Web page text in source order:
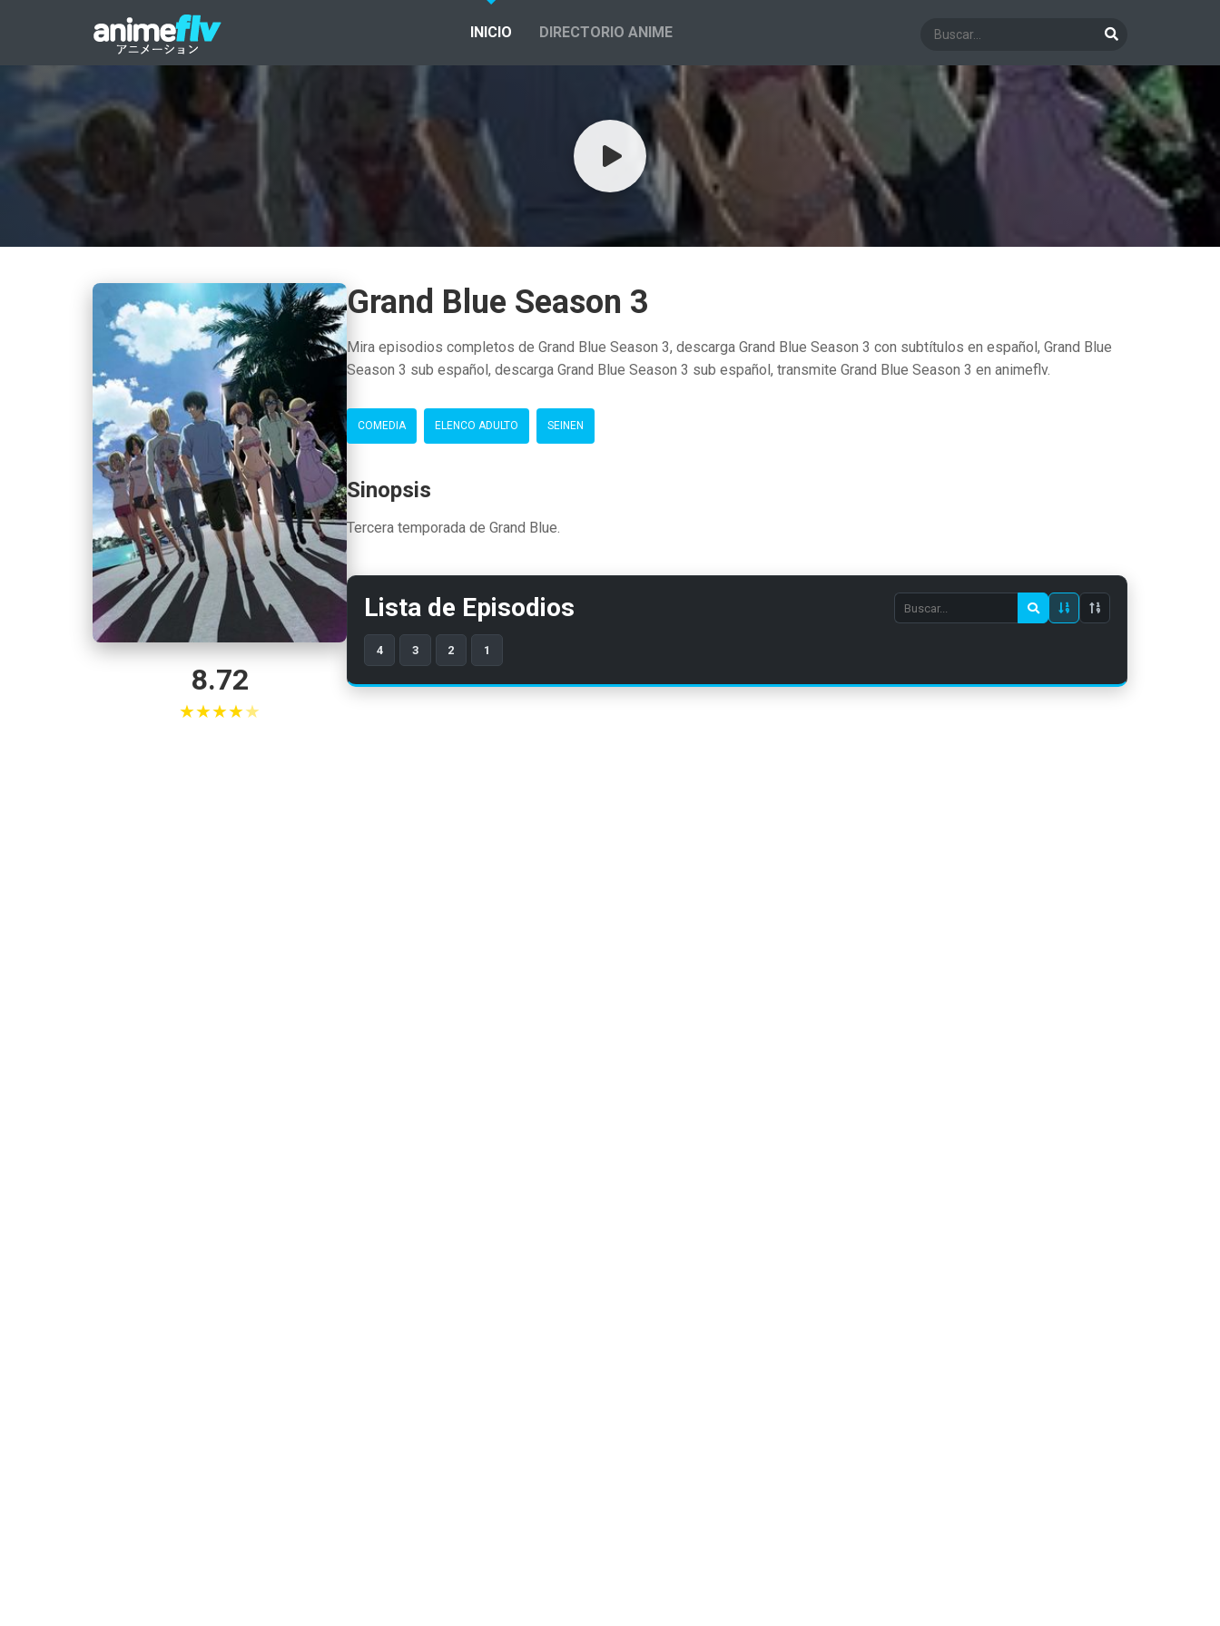
INICIO DIRECTORIO ANIME
8.72
★★★★★
Grand Blue Season 3
Mira episodios completos de Grand Blue Season 3, descarga Grand Blue Season 3 con subtítulos en español, Grand Blue
Season 3 sub español, descarga Grand Blue Season 3 sub español, transmite Grand Blue Season 3 en animeflv.
COMEDIA ELENCO ADULTO SEINEN
Sinopsis
Tercera temporada de Grand Blue.
Lista de Episodios
Search
episode
4 3 2 1